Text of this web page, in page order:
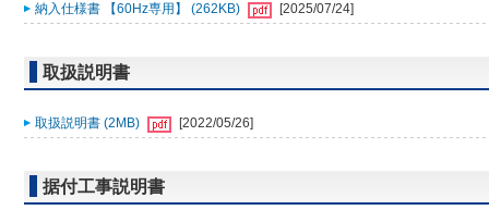
納入仕様書 【60Hz専用】 (262KB)
[2025/07/24]
取扱説明書
取扱説明書 (2MB) [2022/05/26]
据付工事説明書